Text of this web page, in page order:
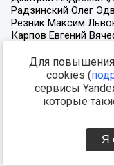
Для повышения
cookies (
сервисы
которые
Я